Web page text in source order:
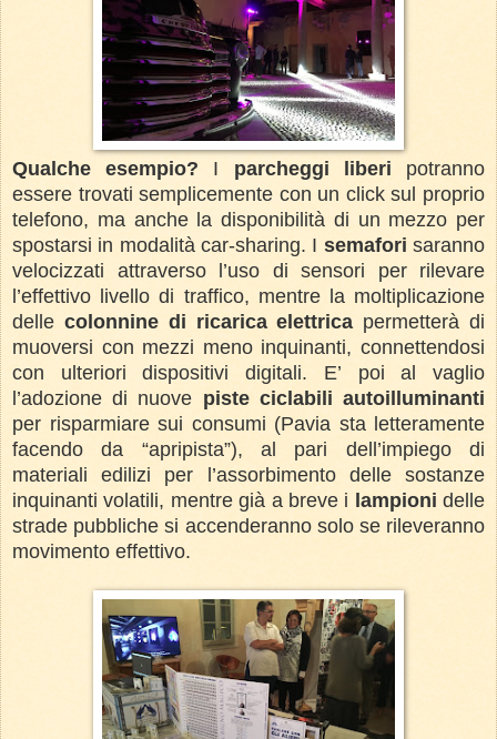
Qualche esempio? I parcheggi liberi potranno
essere trovati semplicemente con un click sul proprio
telefono, ma anche la disponibilità di un mezzo per
spostarsi in modalità car-sharing. I semafori saranno
velocizzati attraverso l’uso di sensori per rilevare
l’effettivo livello di traffico, mentre la moltiplicazione
delle colonnine di ricarica elettrica permetterà di
muoversi con mezzi meno inquinanti, connettendosi
con ulteriori dispositivi digitali. E’ poi al vaglio
l’adozione di nuove piste ciclabili autoilluminanti
per risparmiare sui consumi (Pavia sta letteramente
facendo da “apripista”), al pari dell’impiego di
materiali edilizi per l’assorbimento delle sostanze
inquinanti volatili, mentre già a breve i lampioni delle
strade pubbliche si accenderanno solo se rileveranno
movimento effettivo.